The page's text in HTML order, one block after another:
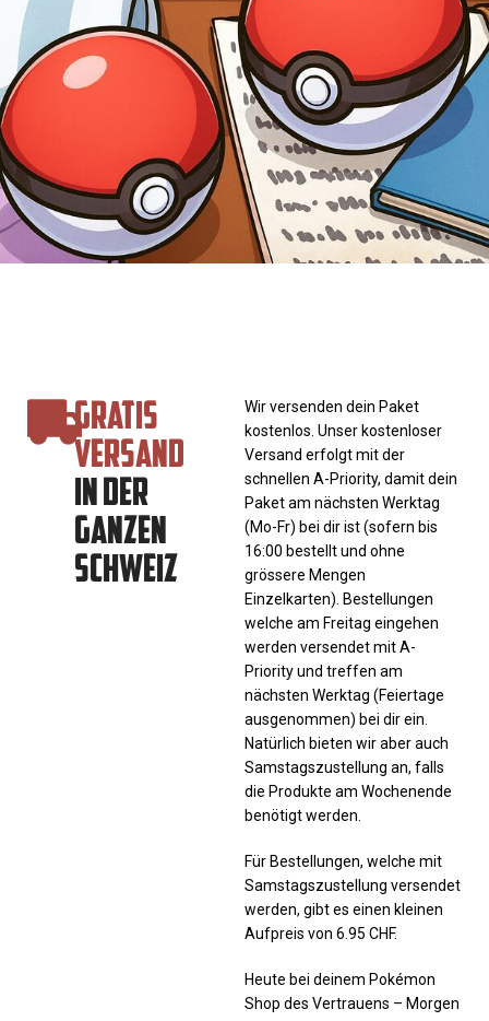
GRATIS
VERSAND
IN DER
GANZEN
SCHWEIZ
Wir versenden dein Paket
kostenlos. Unser kostenloser
Versand erfolgt mit der
schnellen A-Priority, damit dein
Paket am nächsten Werktag
(Mo-Fr) bei dir ist (sofern bis
16:00 bestellt und ohne
grössere Mengen
Einzelkarten). Bestellungen
welche am Freitag eingehen
werden versendet mit A-
Priority und treffen am
nächsten Werktag (Feiertage
ausgenommen) bei dir ein.
Natürlich bieten wir aber auch
Samstagszustellung an, falls
die Produkte am Wochenende
benötigt werden.
Für Bestellungen, welche mit
Samstagszustellung versendet
werden, gibt es einen kleinen
Aufpreis von 6.95 CHF.
Heute bei deinem Pokémon
Shop des Vertrauens – Morgen